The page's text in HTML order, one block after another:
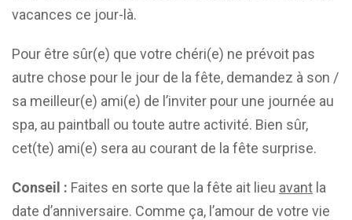
vacances ce jour-là.
Pour être sûr(e) que votre chéri(e) ne prévoit pas
autre chose pour le jour de la fête, demandez à son /
sa meilleur(e) ami(e) de l’inviter pour une journée au
spa, au paintball ou toute autre activité. Bien sûr,
cet(te) ami(e) sera au courant de la fête surprise.
Conseil : Faites en sorte que la fête ait lieu avant la
date d’anniversaire. Comme ça, l’amour de votre vie